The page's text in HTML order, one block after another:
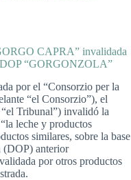
CAPRA” invalidada
DOP “GORGONZOLA”
por el “Consorzio per la
“el Consorzio”), el
Tribunal”) invalidó la
leche y productos
similares, sobre la base
(DOP) anterior
por otros productos